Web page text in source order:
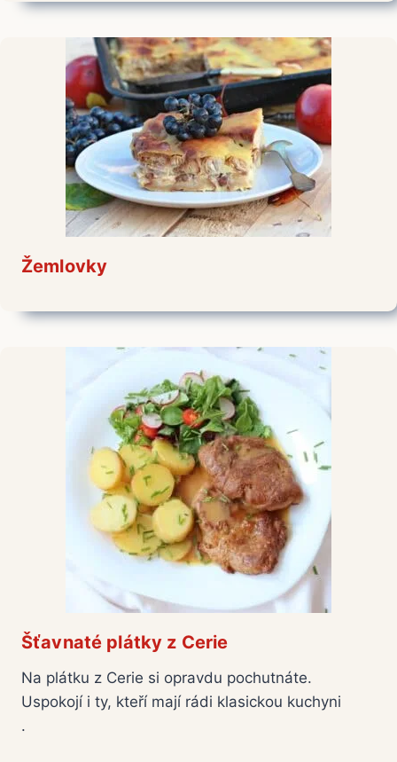
Žemlovky
Šťavnaté plátky z Cerie
Na plátku z Cerie si opravdu pochutnáte.
Uspokojí i ty, kteří mají rádi klasickou kuchyni
.